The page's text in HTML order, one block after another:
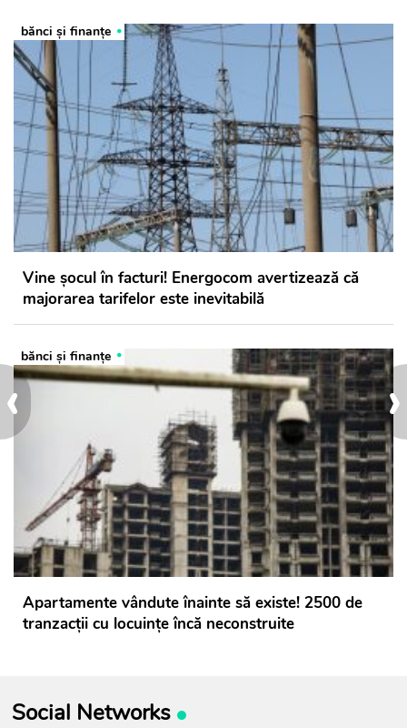
›
‹
bănci şi finanţe
Vine șocul în facturi! Energocom avertizează că
majorarea tarifelor este inevitabilă
bănci şi finanţe
Apartamente vândute înainte să existe! 2500 de
tranzacții cu locuințe încă neconstruite
Social Networks